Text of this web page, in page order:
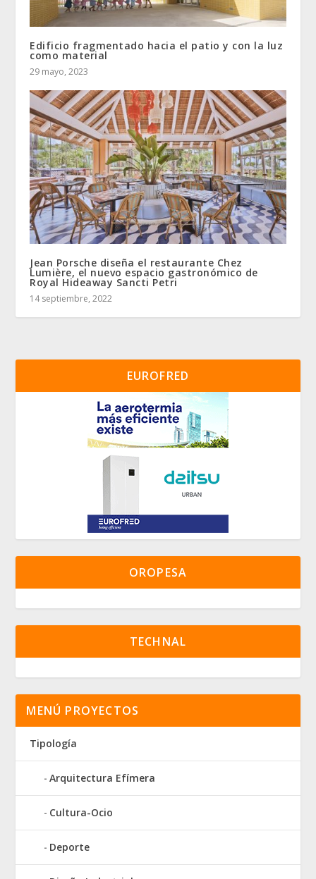
Edificio fragmentado hacia el patio y con la luz
como material
29 mayo, 2023
Jean Porsche diseña el restaurante Chez
Lumière, el nuevo espacio gastronómico de
Royal Hideaway Sancti Petri
14 septiembre, 2022
EUROFRED
OROPESA
TECHNAL
MENÚ PROYECTOS
Tipología
Arquitectura Efímera
Cultura-Ocio
Deporte